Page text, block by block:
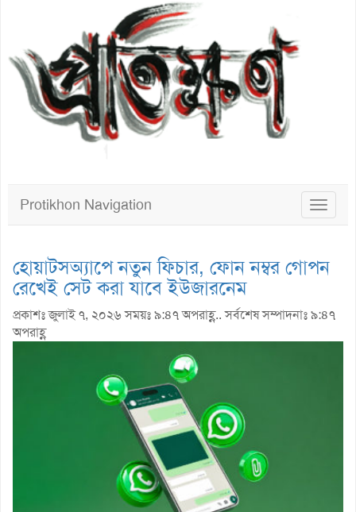
Toggle
Protikhon Navigation
হোয়াটসঅ্যাপে নতুন ফিচার, ফোন নম্বর গোপন
রেখেই সেট করা যাবে ইউজারনেম
প্রকাশঃ জুলাই ৭, ২০২৬ সময়ঃ ৯:৪৭ অপরাহ্ণ.. সর্বশেষ সম্পাদনাঃ ৯:৪৭
অপরাহ্ণ